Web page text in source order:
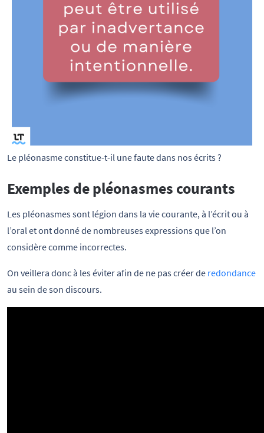
Le pléonasme constitue-t-il une faute dans nos écrits ?
Exemples de pléonasmes courants
Les pléonasmes sont légion dans la vie courante, à l’écrit ou à
l’oral et ont donné de nombreuses expressions que l’on
considère comme incorrectes.
On veillera donc à les éviter afin de ne pas créer de redondance
au sein de son discours.